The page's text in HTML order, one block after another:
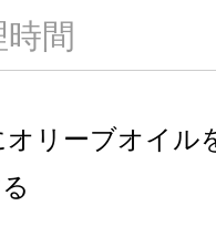
間
オリーブオイル